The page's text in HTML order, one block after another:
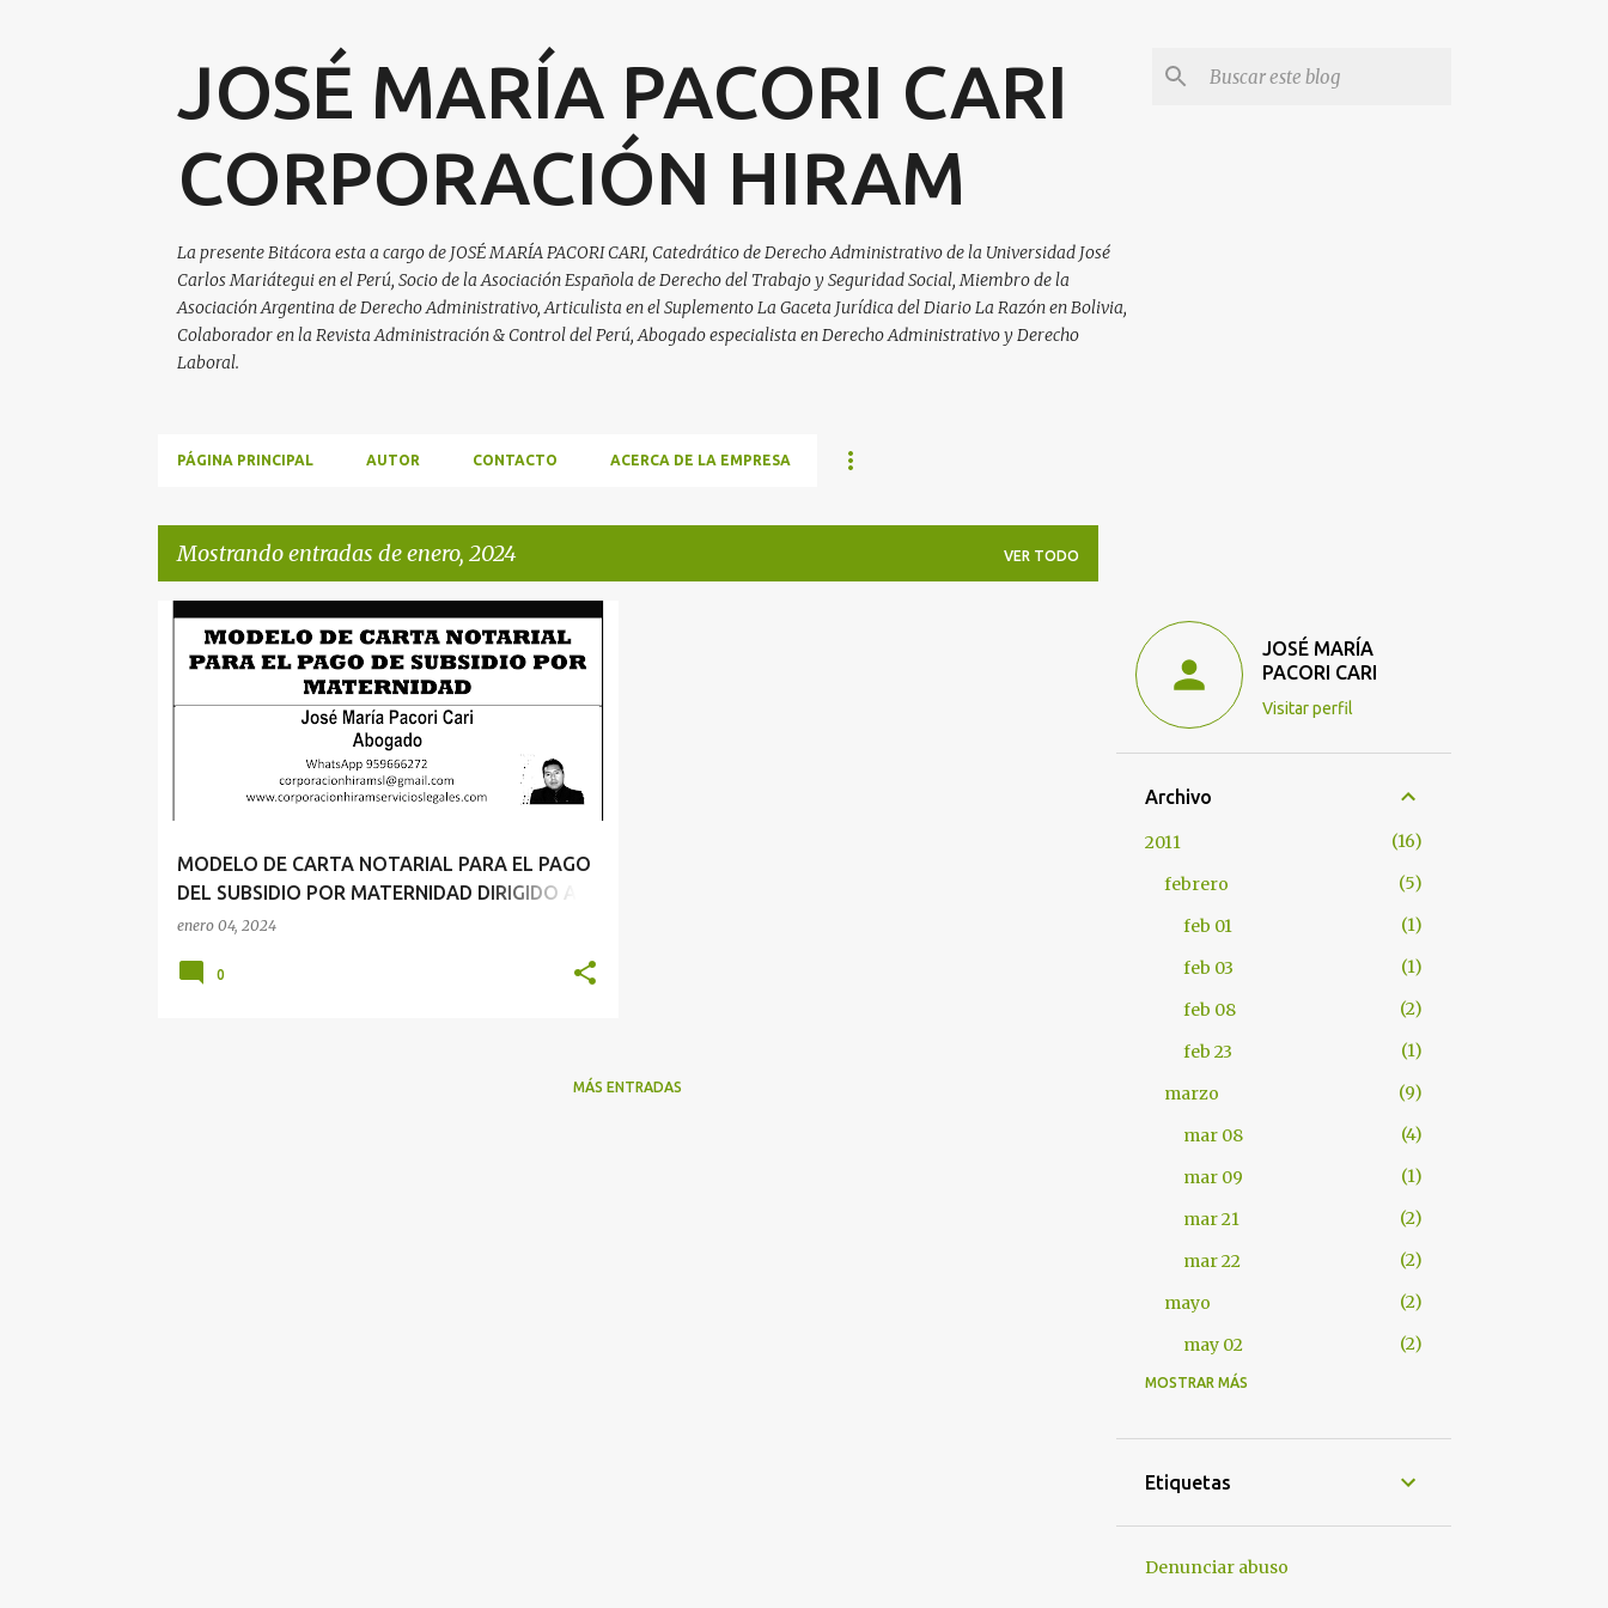
JOSÉ MARÍA PACORI CARI
CORPORACIÓN HIRAM
La presente Bitácora esta a cargo de JOSÉ MARÍA PACORI CARI, Catedrático de Derecho Administrativo de la Universidad José
Carlos Mariátegui en el Perú, Socio de la Asociación Española de Derecho del Trabajo y Seguridad Social, Miembro de la
Asociación Argentina de Derecho Administrativo, Articulista en el Suplemento La Gaceta Jurídica del Diario La Razón en Bolivia,
Colaborador en la Revista Administración & Control del Perú, Abogado especialista en Derecho Administrativo y Derecho
Laboral.
PÁGINA PRINCIPAL AUTOR CONTACTO ACERCA DE LA EMPRESA
Mostrando entradas de enero, 2024 VER TODO
MODELO DE CARTA NOTARIAL PARA EL PAGO
DEL SUBSIDIO POR MATERNIDAD DIRIGIDO A
UNA ENTIDAD PÚBLICA
enero 04, 2024
DERECHO DEL TRABAJO
0
MÁS ENTRADAS
JOSÉ MARÍA
PACORI CARI
Visitar perfil
Archivo
2011
16
febrero
5
feb 01
1
feb 03
1
feb 08
2
feb 23
1
marzo
9
mar 08
4
mar 09
1
mar 21
2
mar 22
2
mayo
2
may 02
2
2012
abr 17
MOSTRAR MÁS
Etiquetas
Denunciar abuso